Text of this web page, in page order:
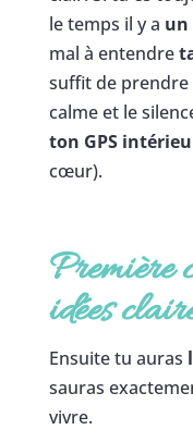
le temps il y a un
mal à entendre
suffit de
calme et le
ton GPS
cœur).
Première
idées
Ensuite tu auras
sauras
vivre.